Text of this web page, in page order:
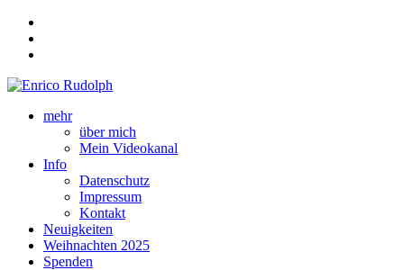
mehr
über mich
Mein Videokanal
Info
Datenschutz
Impressum
Kontakt
Neuigkeiten
Weihnachten 2025
Spenden